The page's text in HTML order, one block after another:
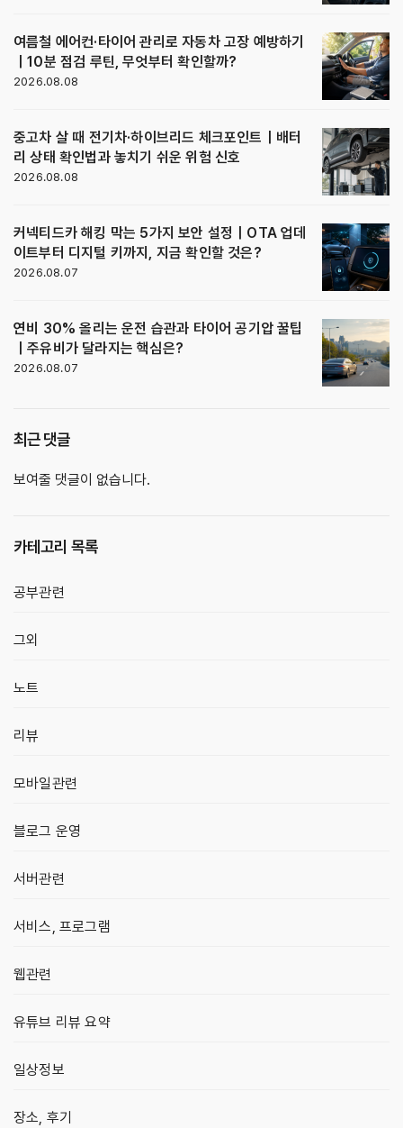
여름철 에어컨·타이어 관리로 자동차 고장 예방하기
｜10분 점검 루틴, 무엇부터 확인할까?
2026.08.08
중고차 살 때 전기차·하이브리드 체크포인트｜배터
리 상태 확인법과 놓치기 쉬운 위험 신호
2026.08.08
커넥티드카 해킹 막는 5가지 보안 설정｜OTA 업데
이트부터 디지털 키까지, 지금 확인할 것은?
2026.08.07
연비 30% 올리는 운전 습관과 타이어 공기압 꿀팁
｜주유비가 달라지는 핵심은?
2026.08.07
최근 댓글
보여줄 댓글이 없습니다.
카테고리 목록
공부관련
그외
노트
리뷰
모바일관련
블로그 운영
서버관련
서비스, 프로그램
웹관련
유튜브 리뷰 요약
일상정보
장소, 후기